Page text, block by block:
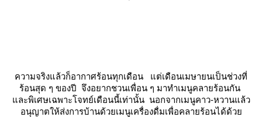
ความจริงแล้วก็อากาศร้อนทุกเดือน แต่เดือนเมษายนเป็นช่วงที่
ร้อนสุด ๆ ของปี จึงอยากชวนเพื่อน ๆ มาทำเมนูคลายร้อนกัน
ละพิเศษเฉพาะโจทย์เดือนนี้เท่านั้น นอกจากเมนูคาว-หวานแล้ว
อนุญาตให้ส่งการบ้านด้วยเมนูเครื่องดื่มเพื่อคลายร้อนได้ด้ว